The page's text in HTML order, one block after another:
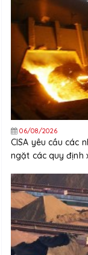
06/08/2026
CISA yêu cầu các
ngặt các quy định